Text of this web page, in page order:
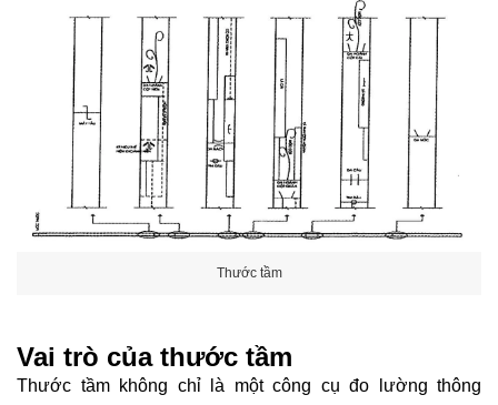
Thước tầm
Vai trò của thước tầm
Thước tầm không chỉ là một công cụ đo lường thông